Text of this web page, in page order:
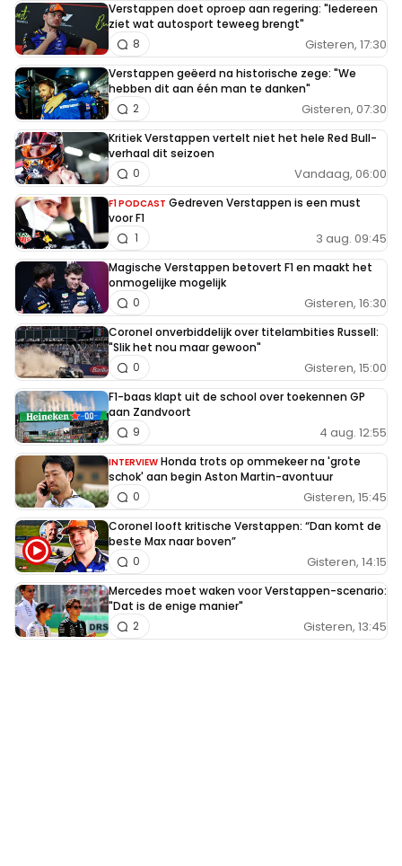
Verstappen doet oproep aan regering: "Iedereen
ziet wat autosport teweeg brengt"
Gisteren, 17:30
8
Verstappen geëerd na historische zege: "We
hebben dit aan één man te danken"
Gisteren, 07:30
2
Kritiek Verstappen vertelt niet het hele Red Bull-
verhaal dit seizoen
Vandaag, 06:00
0
F1 PODCAST Gedreven Verstappen is een must
voor F1
3 aug. 09:45
1
Magische Verstappen betovert F1 en maakt het
onmogelijke mogelijk
Gisteren, 16:30
0
Coronel onverbiddelijk over titelambities Russell:
"Slik het nou maar gewoon"
Gisteren, 15:00
0
F1-baas klapt uit de school over toekennen GP
aan Zandvoort
4 aug. 12:55
9
INTERVIEW Honda trots op ommekeer na 'grote
schok' aan begin Aston Martin-avontuur
Gisteren, 15:45
0
Coronel looft kritische Verstappen: “Dan komt de
beste Max naar boven”
Gisteren, 14:15
0
Mercedes moet waken voor Verstappen-scenario:
"Dat is de enige manier"
Gisteren, 13:45
2